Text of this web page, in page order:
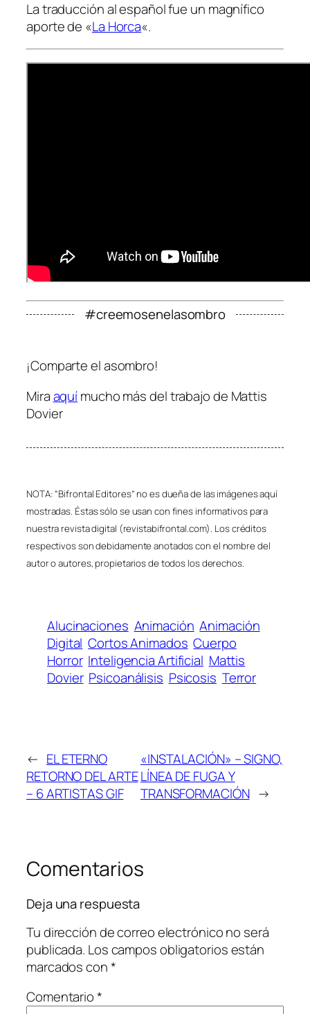
La traducción al español fue un magnífico
aporte de «La Horca«.
#creemosenelasombro
¡Comparte el asombro!
Miraaquímucho más del trabajo de Mattis
Dovier
NOTA: “Bifrontal Editores” no es dueña de las imágenes aquí
mostradas. Éstas sólo se usan con fines informativos para
nuestra revista digital (revistabifrontal.com). Los créditos
respectivos son debidamente anotados con el nombre del
autor o autores, propietarios de todos los derechos.
Alucinaciones Animación Animación
Digital Cortos Animados Cuerpo
Horror Inteligencia Artificial Mattis
Dovier Psicoanálisis Psicosis Terror
← EL ETERNO
RETORNO DEL ARTE
– 6 ARTISTAS GIF
«INSTALACIÓN» – SIGNO,
LÍNEA DE FUGA Y
TRANSFORMACIÓN →
Comentarios
Deja una respuesta
Tu dirección de correo electrónico no será
publicada. Los campos obligatorios están
marcados con*
Comentario*